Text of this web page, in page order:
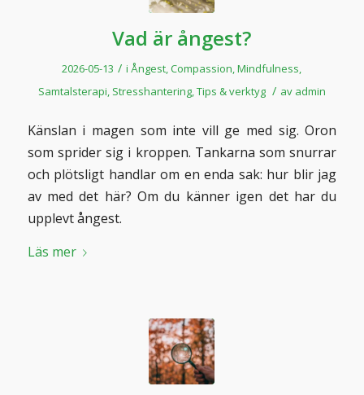
Vad är ångest?
2026-05-13 / iÅngest ,Compassion ,Mindfulness
Samtalsterapi Stresshantering, Tips & verktyg / av admin
Känslan i magen som inte vill ge med sig. Oron
som sprider sig i kroppen. Tankarna som snurrar
och plötsligt handlar om en enda sak: hur blir jag
av med det här? Om du känner igen det har du
upplevt ångest.
Läs mer